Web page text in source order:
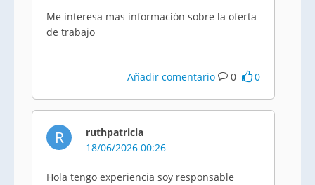
Me interesa mas información sobre la oferta
de trabajo
Añadir comentario 0 0
R
ruthpatricia
18/06/2026 00:26
Hola tengo experiencia soy responsable